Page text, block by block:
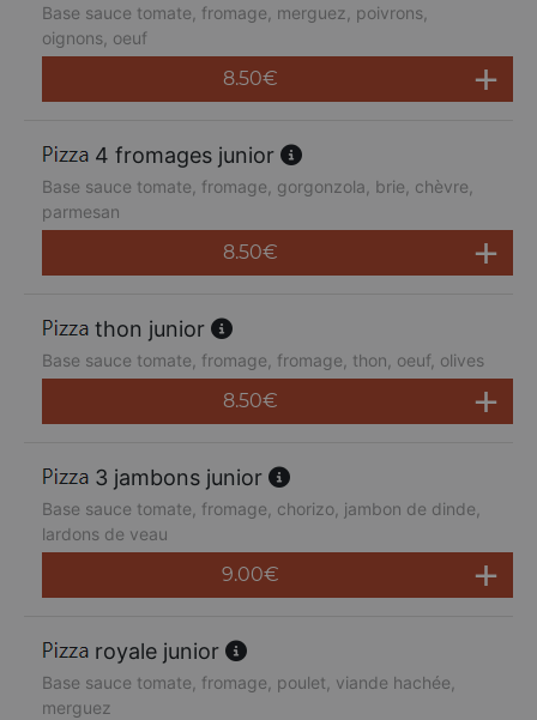
Base sauce tomate, fromage, merguez, poivrons,
oignons, oeuf
8.50€
4 fromages junior
Base sauce tomate, fromage, gorgonzola, brie, chèvre,
parmesan
8.50€
thon junior
Base sauce tomate, fromage, fromage, thon, oeuf, olives
8.50€
3 jambons junior
Base sauce tomate, fromage, chorizo, jambon de dinde,
lardons de veau
9.00€
royale junior
Base sauce tomate, fromage, poulet, viande hachée,
merguez